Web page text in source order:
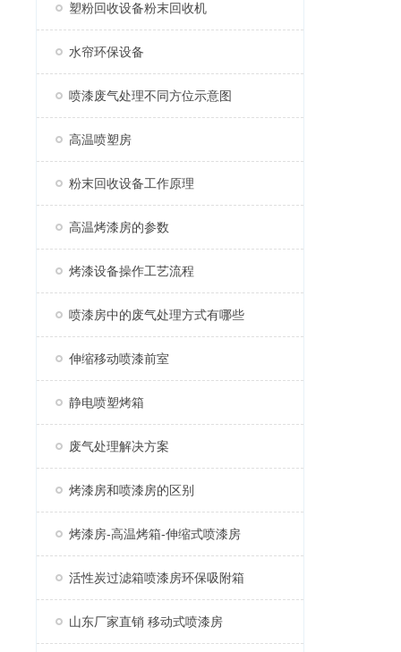
塑粉回收设备粉末回收机
水帘环保设备
喷漆废气处理不同方位示意图
高温喷塑房
粉末回收设备工作原理
高温烤漆房的参数
烤漆设备操作工艺流程
喷漆房中的废气处理方式有哪些
伸缩移动喷漆前室
静电喷塑烤箱
废气处理解决方案
烤漆房和喷漆房的区别
烤漆房-高温烤箱-伸缩式喷漆房
活性炭过滤箱喷漆房环保吸附箱
山东厂家直销 移动式喷漆房